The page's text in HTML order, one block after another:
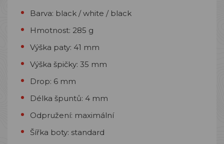
Barva: black / white / black
Hmotnost: 285 g
Výška paty: 41 mm
Výška špičky: 35 mm
Drop: 6 mm
Délka špuntů: 4 mm
Odpružení: maximální
Šířka boty: standard